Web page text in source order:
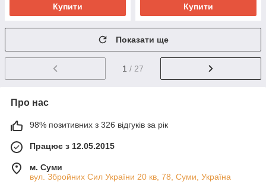
Купити Купити
Показати ще
1 / 27
Про нас
98% позитивних з 326 відгуків за рік
Працює з 12.05.2015
м. Суми
вул. Збройних Сил України 20 кв, 78, Суми, Україна